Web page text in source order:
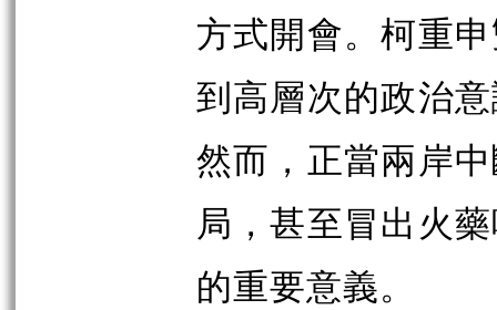
方式開會。柯重
到高層次的政治
然而，正當兩岸
局，甚至冒出火
的重要意義。